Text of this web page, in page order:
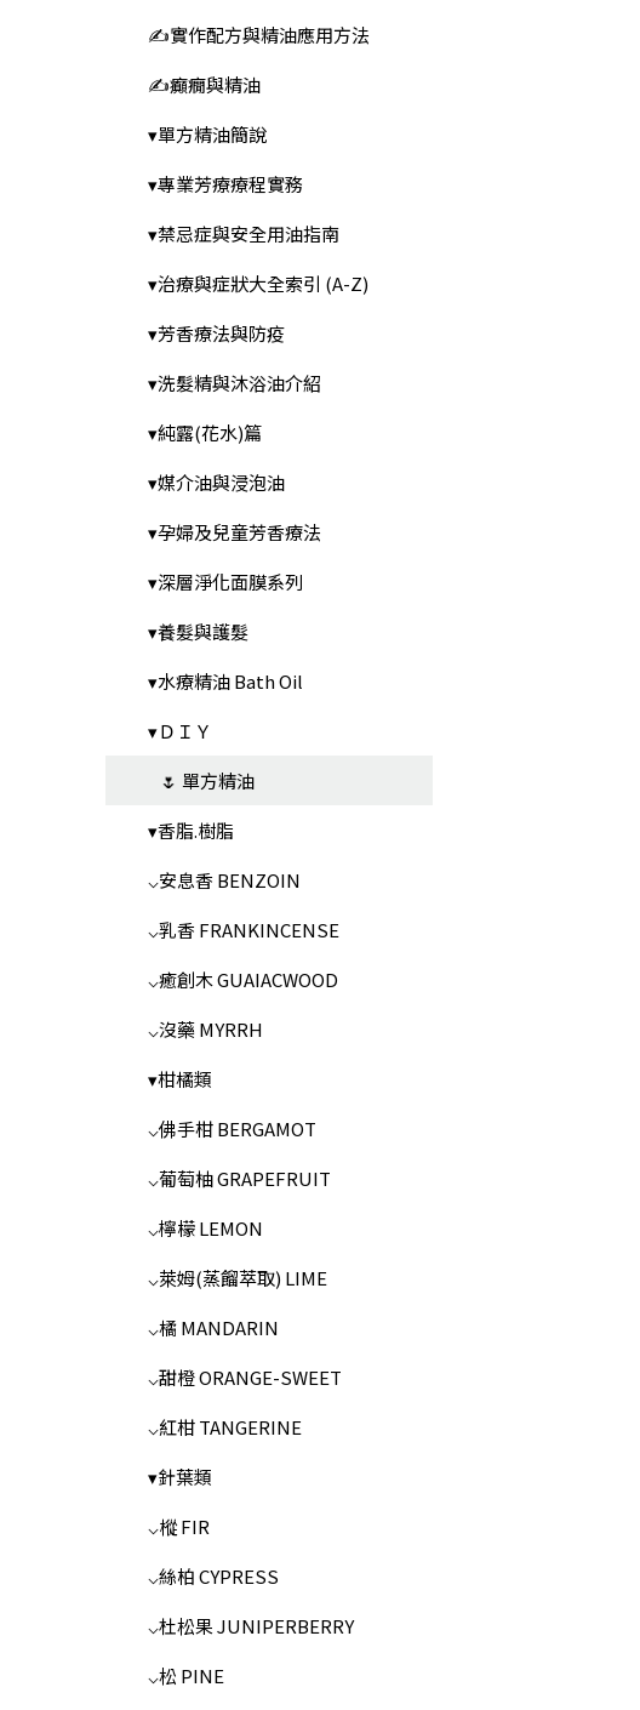
✍️實作配方與精油應用方法
✍️癲癇與精油
▾單方精油簡說
▾專業芳療療程實務
▾禁忌症與安全用油指南
▾治療與症狀大全索引 (A-Z)
▾芳香療法與防疫
▾洗髮精與沐浴油介紹
▾純露(花水)篇
▾媒介油與浸泡油
▾孕婦及兒童芳香療法
▾深層淨化面膜系列
▾養髮與護髮
▾水療精油 Bath Oil
▾ＤＩＹ
🌷 單方精油
▾香脂.樹脂
⌵安息香 BENZOIN
⌵乳香 FRANKINCENSE
⌵癒創木 GUAIACWOOD
⌵沒藥 MYRRH
▾柑橘類
⌵佛手柑 BERGAMOT
⌵葡萄柚 GRAPEFRUIT
⌵檸檬 LEMON
⌵萊姆(蒸餾萃取) LIME
⌵橘 MANDARIN
⌵甜橙 ORANGE-SWEET
⌵紅柑 TANGERINE
▾針葉類
⌵樅 FIR
⌵絲柏 CYPRESS
⌵杜松果 JUNIPERBERRY
⌵松 PINE